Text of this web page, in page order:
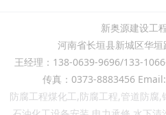
新奥源建设工
河南省长垣县新城区华
王经理：138-0639-9696/133-
传真：0373-8883456
防腐工程煤化工,防腐工程,管道防腐